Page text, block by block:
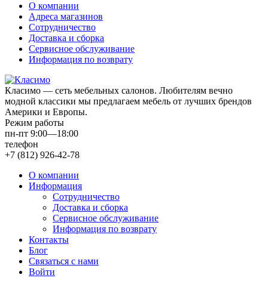
О компании
Адреса магазинов
Сотрудничество
Доставка и сборка
Сервисное обслуживание
Информация по возврату
Класимо — cеть мебельных салонов. Любителям вечно
модной классики мы предлагаем мебель от лучших брендов
Америки и Европы.
Режим работы
пн-пт 9:00—18:00
телефон
+7 (812) 926-42-78
О компании
Информация
Сотрудничество
Доставка и сборка
Сервисное обслуживание
Информация по возврату
Контакты
Блог
Связаться с нами
Войти